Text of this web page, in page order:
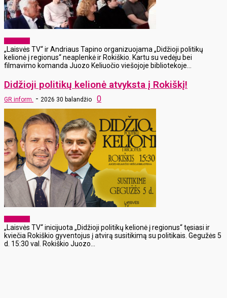
„Laisvės TV“ ir Andriaus Tapino organizuojama „Didžioji politikų
kelionė į regionus“ neaplenkė ir Rokiškio. Kartu su vedėju bei
filmavimo komanda Juozo Keliuočio viešojoje bibliotekoje...
Didžioji politikų kelionė atvyksta į Rokiškį!
GR inform. - 2026 30 balandžio 0
„Laisvės TV“ inicijuota „Didžioji politikų kelionė į regionus“ tęsiasi ir
kviečia Rokiškio gyventojus į atvirą susitikimą su politikais. Gegužės 5
d. 15:30 val. Rokiškio Juozo...